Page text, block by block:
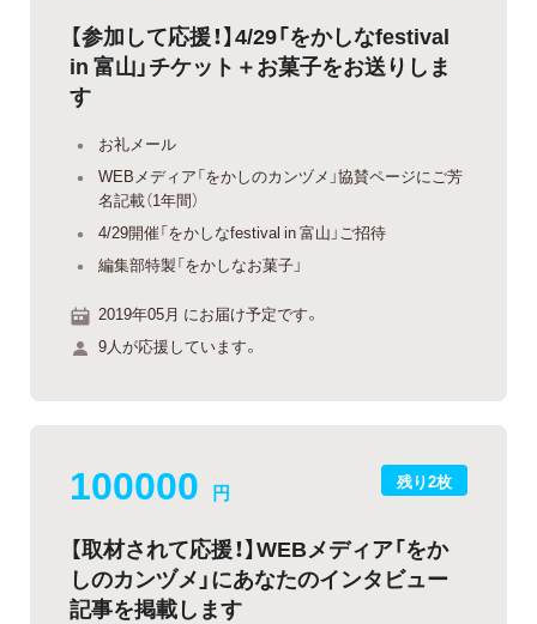
【参加して応援！】4/29「をかしなfestival
in 富山」チケット＋お菓子をお送りしま
す
お礼メール
WEBメディア「をかしのカンヅメ」協賛ページにご芳
名記載（1年間）
4/29開催「をかしなfestival in 富山」ご招待
編集部特製「をかしなお菓子」
2019年05月 にお届け予定です。
9人が応援しています。
残り2枚
100000 円
【取材されて応援！】WEBメディア「をか
しのカンヅメ」にあなたのインタビュー
記事を掲載します